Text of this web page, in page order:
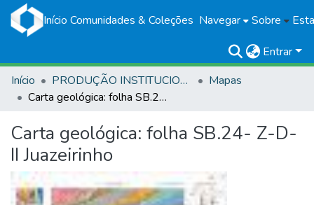
Início Comunidades & Coleções Navegar Sobre
Entrar
Início
PRODUÇÃO INSTITUCIONAL
Mapas
Carta geológica: folha SB.24- Z-D-II Juazeirinho
Carta geológica: folha SB.24- Z-D-
II Juazeirinho